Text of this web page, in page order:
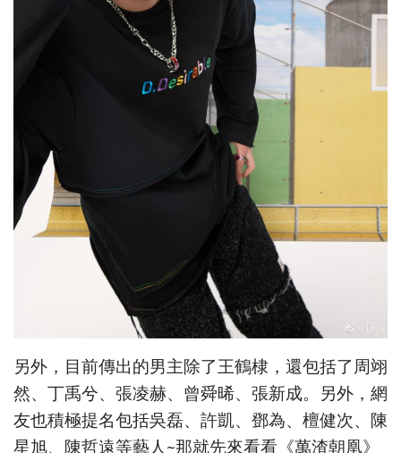
另外，目前傳出的男主除了王鶴棣，還包括了周翊
然、丁禹兮、張凌赫、曾舜晞、張新成。另外，網
友也積極提名包括吳磊、許凱、鄧為、檀健次、陳
星旭、陳哲遠等藝人~那就先來看看《萬渣朝凰》